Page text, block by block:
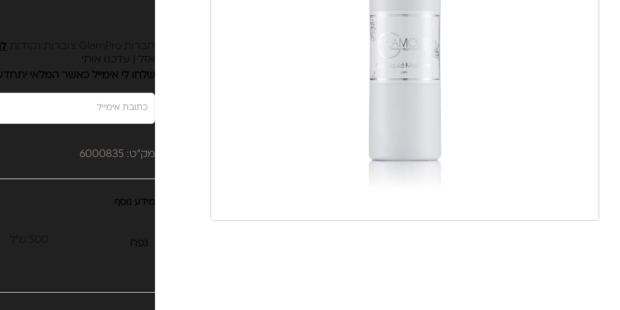
אזל | עדכנו אותי
שלחו לי אימייל כאשר המלאי
מק"ט: 6000835
מידע נוסף
נפח